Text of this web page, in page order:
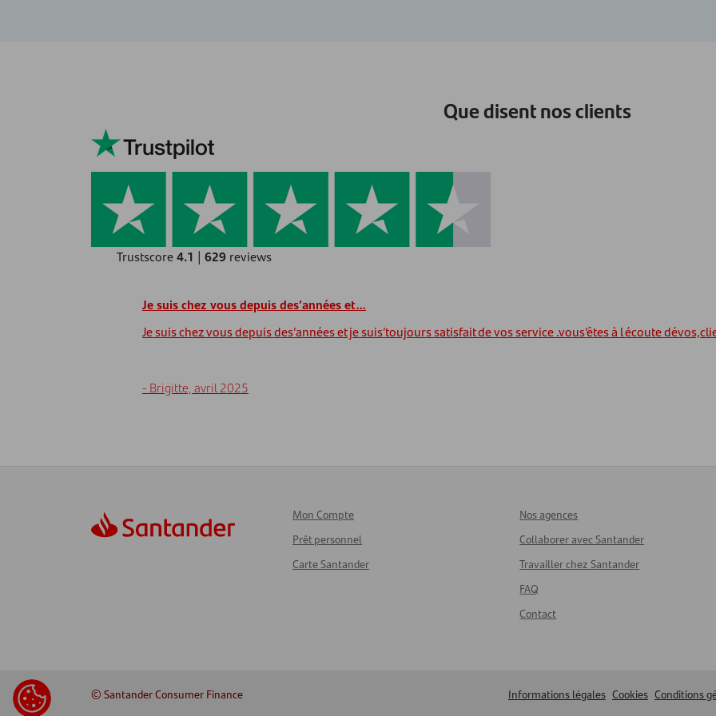
Que disent nos clients
Trustscore4.1 | 629 reviews
Je suis chez vous depuis des’années et…
Je suis chez vous depuis des’années et je suis’toujours satisfait de vos service .vous’êtes à l écoute
- Brigitte, avril 2025
Mon Compte
Prêt personnel
Carte Santander
Nos agences
Collaborer avec Santander
Travailler chez Santander
FAQ
Contact
Informations légales Cookies Conditions
© Santander Consumer Finance